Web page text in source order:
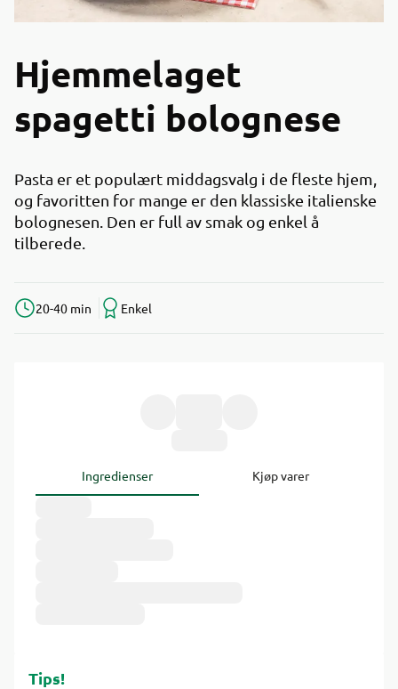
Hjemmelaget
spagetti bolognese
Pasta er et populært middagsvalg i de fleste hjem,
og favoritten for mange er den klassiske italienske
bolognesen. Den er full av smak og enkel å
tilberede.
20-40 min Enkel
Ingredienser Kjøp varer
Tips!